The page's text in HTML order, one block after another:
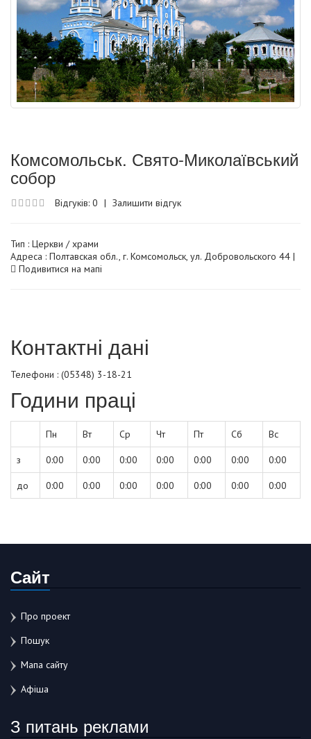
Комсомольськ. Свято-Миколаївський
собор
Відгуків: 0 | Залишити відгук
Тип : Церкви / храми
Адреса : Полтавская обл., г. Комсомольск, ул. Добровольского 44 |
Подивитися на мапі
Контактні дані
Телефони : (05348) 3-18-21
Години праці
Пн Вт Ср Чт Пт Сб Вс
з 0:00 0:00 0:00 0:00 0:00 0:00 0:00
до 0:00 0:00 0:00 0:00 0:00 0:00 0:00
Сайт
Про проект
Пошук
Мапа сайту
Афіша
З питань реклами